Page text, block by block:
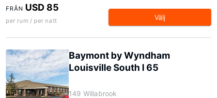
FRÅN USD 85
per rum / per natt Välj
Baymont by Wyndham
Louisville South I 65
149 Willabrook